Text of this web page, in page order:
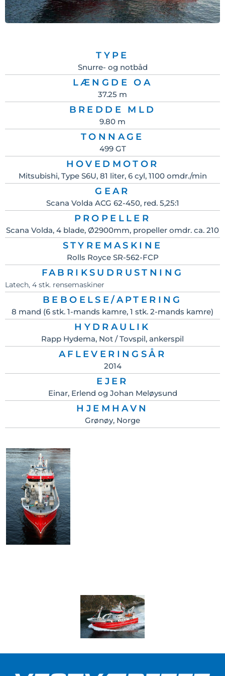
TYPE
Snurre- og notbåd
LÆNGDE OA
37.25 m
BREDDE MLD
9.80 m
TONNAGE
499 GT
HOVEDMOTOR
Mitsubishi, Type S6U, 81 liter, 6 cyl, 1100 omdr./min
GEAR
Scana Volda ACG 62-450, red. 5,25:1
PROPELLER
Scana Volda, 4 blade, Ø2900mm, propeller omdr. ca. 210
STYREMASKINE
Rolls Royce SR-562-FCP
FABRIKSUDRUSTNING
Latech, 4 stk. rensemaskiner
BEBOELSE/APTERING
8 mand (6 stk. 1-mands kamre, 1 stk. 2-mands kamre)
HYDRAULIK
Rapp Hydema, Not / Tovspil, ankerspil
AFLEVERINGSÅR
2014
EJER
Einar, Erlend og Johan Meløysund
HJEMHAVN
Grønøy, Norge